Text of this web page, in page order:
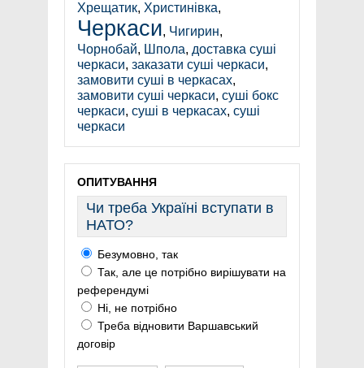
Хрещатик, Христинівка,
Черкаси, Чигирин,
Чорнобай, Шпола, доставка суші
черкаси, заказати суші черкаси,
замовити суші в черкасах,
замовити суші черкаси, суші бокс
черкаси, суші в черкасах, суші
черкаси
ОПИТУВАННЯ
Чи треба Україні вступати в
НАТО?
Безумовно, так
Так, але це потрібно вирішувати на
референдумі
Ні, не потрібно
Треба відновити Варшавський
договір